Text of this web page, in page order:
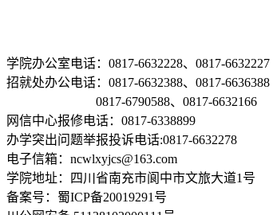
学院办公室电话：0817-6632228、0817-6632227
招就处办公电话：0817-6632388、0817-6636388
0817-6790588、0817-6632166
网信中心报修电话：0817-6338899
办学突出问题举报投诉电话:0817-6632278
电子信箱：ncwlxyjcs@163.com
学院地址：四川省南充市阆中市文旅大道1号
备案号：蜀ICP备20019291号